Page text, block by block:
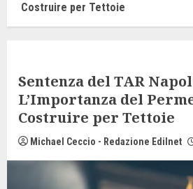
Costruire per Tettoie
Sentenza del TAR
L’Importanza del
Costruire per Tettoie
Michael Ceccio - Redazione Edilnet